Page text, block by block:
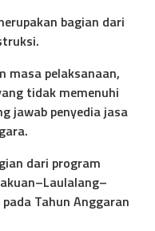
bagian dari
masa pelaksanaan,
tidak memenuhi
jawab penyedia jasa
dari program
Tahun Anggaran